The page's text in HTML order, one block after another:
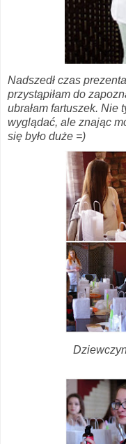
Nadszedł czas
przystąpiłam do
ubrałam fartuszek. Nie
wyglądać, ale znając
się było duże =)